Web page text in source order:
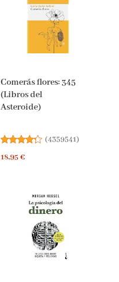
Comerás flores: 345
(Libros del
Asteroide)
(4359541)
18,95 €